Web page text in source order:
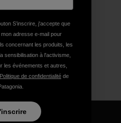
S’inscrire, j'accepte que
mon adresse e-mail pour
concernant les produits, les
sensibilisation à l'activisme,
les événements et autres,
Politique de confidentialité de